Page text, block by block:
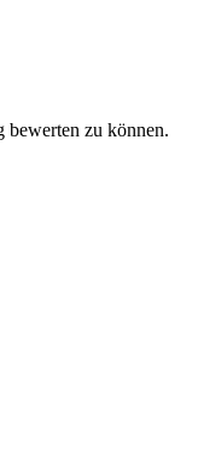
bewerten zu können.